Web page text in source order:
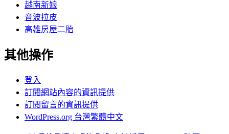
越南新娘
音波拉皮
高雄房屋二胎
其他操作
登入
訂閱網站內容的資訊提供
訂閱留言的資訊提供
WordPress.org 台灣繁體中文